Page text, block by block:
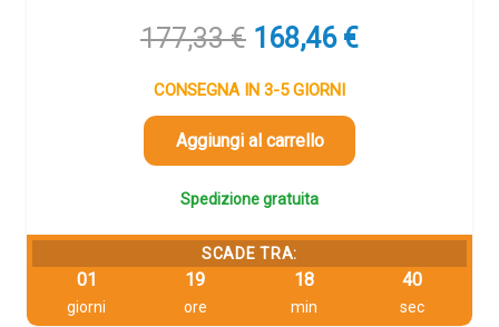
177,33€ Il
prezzo
originale
era:
177,33 €.
168,46 €Il
CONSEGNA IN 3-5 GIORNI
Aggiungi al carrello
Spedizione gratuita
SCADE TRA:
01
giorni
19
ore
18
min
39
sec